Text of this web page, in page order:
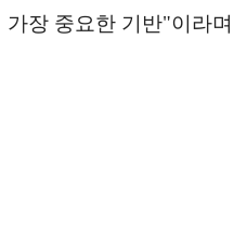
장 중요한 기반"이라